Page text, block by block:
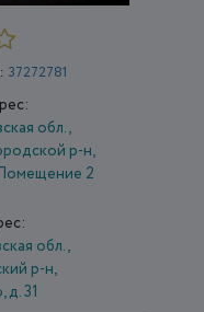
37272781
обл.,
р-н,
2
обл.,
р-н,
д. 31